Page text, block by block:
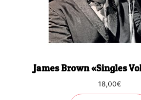
James Brown «Singles
18,00€